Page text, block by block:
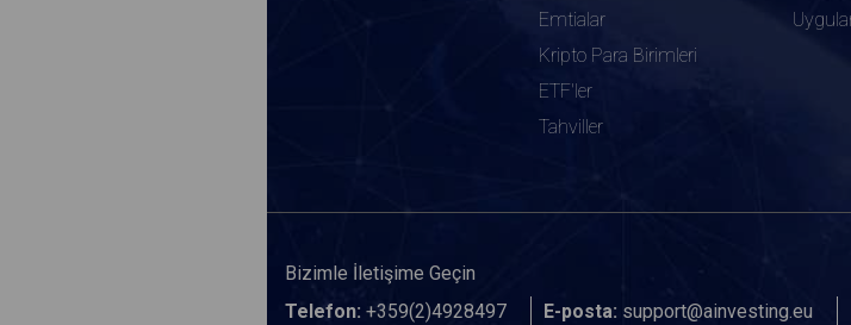
Emtialar
Kripto Para Birimleri
ETF'ler
Tahviller
Bizimle İletişime Geçin
Telefon: +359(2)4928497 E-posta: support@ainvesting.eu